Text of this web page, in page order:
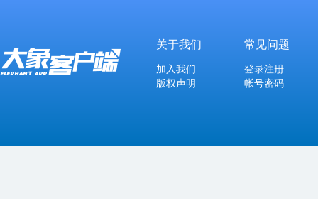
关于我们
加入我们
版权声明
常见问题
登录注册
帐号密码